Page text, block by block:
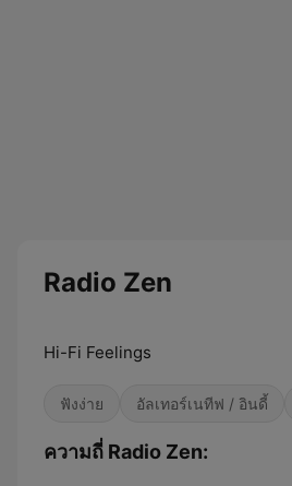
Radio Zen
Hi-Fi Feelings
ฟังง่าย อัลเทอร์เนทีฟ / อินดี้
ความถี่ Radio Zen: